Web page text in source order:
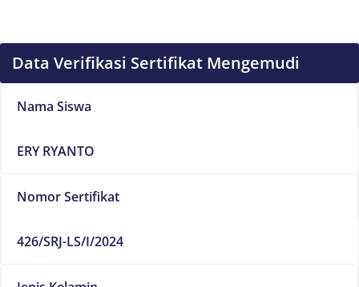
Data Verifikasi Sertifikat Mengemudi
Nama Siswa
ERY RYANTO
Nomor Sertifikat
426/SRJ-LS/I/2024